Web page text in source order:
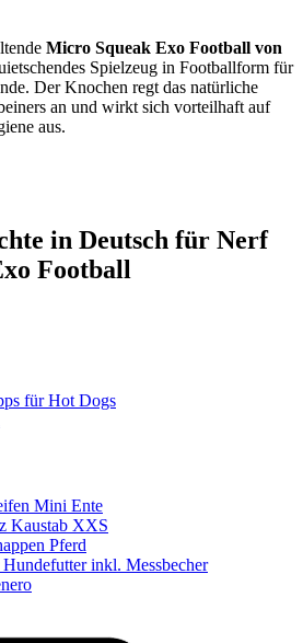
Micro Squeak Exo Football von
Spielzeug in Footballform für
Der Knochen regt das natürliche
an und wirkt sich vorteilhaft auf
aus.
in Deutsch für Nerf
Football
für Hot Dogs
Mini Ente
Kaustab XXS
Pferd
inkl. Messbecher